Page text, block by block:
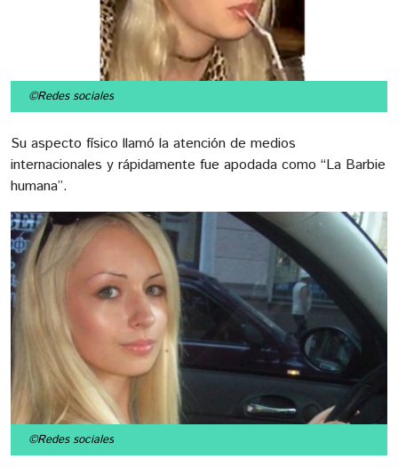
©Redes sociales
Su aspecto físico llamó la atención de medios
internacionales y rápidamente fue apodada como “La Barbie
humana”.
©Redes sociales